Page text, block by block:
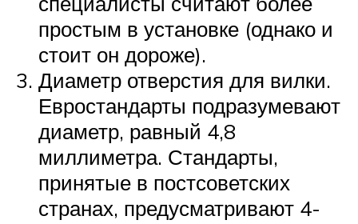
простым в установке (однако и
стоит он дороже).
Диаметр отверстия для вилки.
Евростандарты подразумевают
диаметр, равный 4,8
миллиметра. Стандарты,
принятые в постсоветских
странах, предусматривают 4-